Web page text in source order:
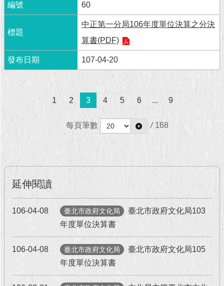
60
中正第一分局106年度單位決算之分決
算書(PDF)
107-04-20
1 2 3 4 5 6 ... 9
每頁筆數 / 168
延伸閱讀
106-04-08 臺北市政府文化局
臺北市政府文化局103
年度單位決算書
106-04-08 臺北市政府文化局
臺北市政府文化局105
年度單位決算書